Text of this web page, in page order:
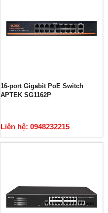
16-port Gigabit PoE Switch
APTEK SG1162P
Liên hệ: 0948232215